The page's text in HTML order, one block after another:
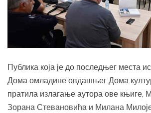
Публика која је до последњег места
Дома омладине овдашњег Дома
пратила излагање аутора ове књиге,
Зорана Стевановића и Милана